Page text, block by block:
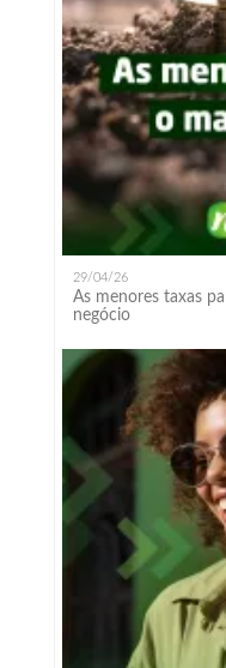
29/04/26
As menores taxas
negócio